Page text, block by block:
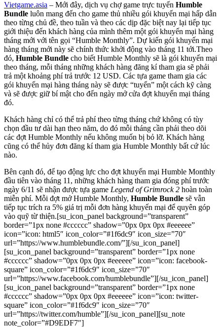
Vietgame.asia – Mới đây, dịch vụ chợ game trực tuyến Humble
Bundle luôn mang đến cho game thủ nhiều gói khuyến mại hấp dẫn
theo từng chủ đề, theo tuần và theo các dịp đặc biệt nay lại tiếp tục
giới thiệu đến khách hàng của mình thêm một gói khuyến mại hàng
tháng mới với tên gọi “Humble Monthly”. Dự kiến gói khuyến mại
hàng tháng mới này sẽ chính thức khởi động vào tháng 11 tới.Theo
đó, Humble Bundle cho biết Humble Monthly sẽ là gói khuyến mại
theo tháng, mỗi tháng những khách hàng đăng kí tham gia sẽ phải
trả một khoảng phí trả trước 12 USD. Các tựa game tham gia các
gói khuyến mại hàng tháng này sẽ được “tuyển” một cách kỹ càng
và sẽ được giữ bí mật cho đến ngày mở cửa đợt khuyến mại tháng
đó.
Khách hàng chỉ có thể trả phí theo từng tháng chứ không có tùy
chọn đầu tư dài hạn theo năm, do đó mỗi tháng cần phải theo dõi
các đợt Humble Monthly nếu không muốn bị bỏ lỡ. Khách hàng
cũng có thể hủy đơn đăng kí tham gia Humble Monthly bất cứ lúc
nào.
Bên cạnh đó, để tạo động lực cho đợt khuyến mại Humble Monthly
đầu tiên vào tháng 11, những khách hàng tham gia đóng phí trước
ngày 6/11 sẽ nhận được tựa game Legend of Grimrock 2 hoàn toàn
miễn phí. Mỗi đợt mở Humble Monthly, Humble Bundle sẽ vẫn
tiếp tục trích ra 5% giá trị mỗi đơn hàng khuyến mại để quyên góp
vào quỹ từ thiện.[su_icon_panel background=”transparent”
border=”1px none #cccccc” shadow=”0px 0px 0px #eeeeee”
icon=”icon: html5″ icon_color=”#1f6dc9″ icon_size=”70″
url=”https://www.humblebundle.com/”][/su_icon_panel]
[su_icon_panel background=”transparent” border=”1px none
#cccccc” shadow=”0px 0px 0px #eeeeee” icon=”icon: facebook-
square” icon_color=”#1f6dc9″ icon_size=”70″
url=”https://www.facebook.com/humblebundle”][/su_icon_panel]
[su_icon_panel background=”transparent” border=”1px none
#cccccc” shadow=”0px 0px 0px #eeeeee” icon=”icon: twitter-
square” icon_color=”#1f6dc9″ icon_size=”70″
url=”https://twitter.com/humble”][/su_icon_panel][su_note
note_color=”#D9EDF7″]